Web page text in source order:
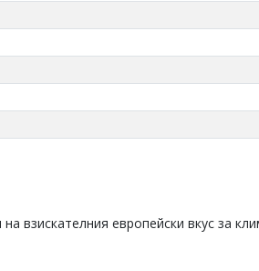
взискателния европейски вкус за